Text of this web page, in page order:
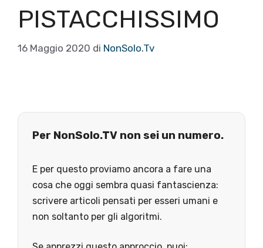
PISTACCHISSIMO
16 Maggio 2020 di NonSolo.Tv
Per NonSolo.TV non sei un numero.
E per questo proviamo ancora a fare una
cosa che oggi sembra quasi fantascienza:
scrivere articoli pensati per esseri umani e
non soltanto per gli algoritmi.